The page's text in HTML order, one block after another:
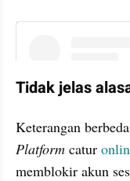
Tidak jelas
Platform catur
memblokir akun